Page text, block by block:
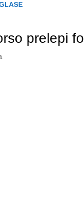
prelepi